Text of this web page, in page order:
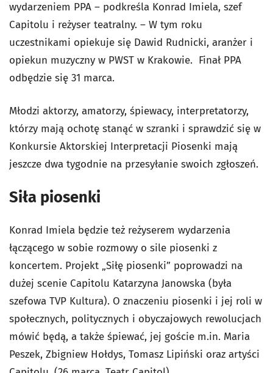
wydarzeniem PPA – podkreśla Konrad Imiela, szef
Capitolu i reżyser teatralny. – W tym roku
uczestnikami opiekuje się Dawid Rudnicki, aranżer i
opiekun muzyczny w PWST w Krakowie. Finał PPA
odbędzie się 31 marca.
Młodzi aktorzy, amatorzy, śpiewacy, interpretatorzy,
którzy mają ochotę stanąć w szranki i sprawdzić się w
Konkursie Aktorskiej Interpretacji Piosenki mają
jeszcze dwa tygodnie na przesyłanie swoich zgłoszeń.
Siła piosenki
Konrad Imiela będzie też reżyserem wydarzenia
łączącego w sobie rozmowy o sile piosenki z
koncertem. Projekt „Siłę piosenki” poprowadzi na
dużej scenie Capitolu Katarzyna Janowska (była
szefowa TVP Kultura). O znaczeniu piosenki i jej roli w
społecznych, politycznych i obyczajowych rewolucjach
mówić będą, a także śpiewać, jej goście m.in. Maria
Peszek, Zbigniew Hołdys, Tomasz Lipiński oraz artyści